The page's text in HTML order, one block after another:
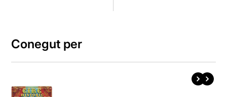
Conegut per